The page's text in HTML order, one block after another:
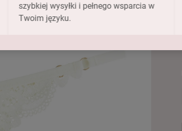
szybkiej wysyłki i pełnego wsparcia w
Twoim języku.